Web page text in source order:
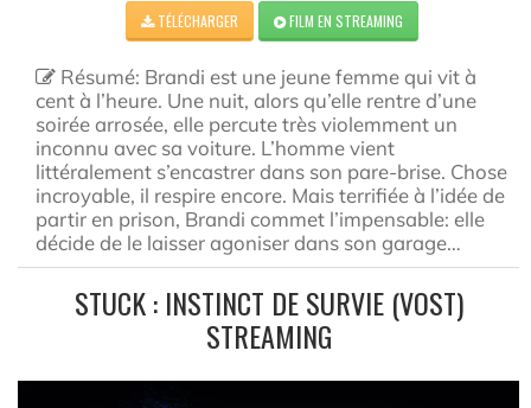
TÉLÉCHARGER FILM EN STREAMING
Résumé: Brandi est une jeune femme qui vit à
cent à l’heure. Une nuit, alors qu’elle rentre d’une
soirée arrosée, elle percute très violemment un
inconnu avec sa voiture. L’homme vient
littéralement s’encastrer dans son pare-brise. Chose
incroyable, il respire encore. Mais terrifiée à l’idée de
partir en prison, Brandi commet l’impensable: elle
décide de le laisser agoniser dans son garage…
STUCK : INSTINCT DE SURVIE (VOST)
STREAMING